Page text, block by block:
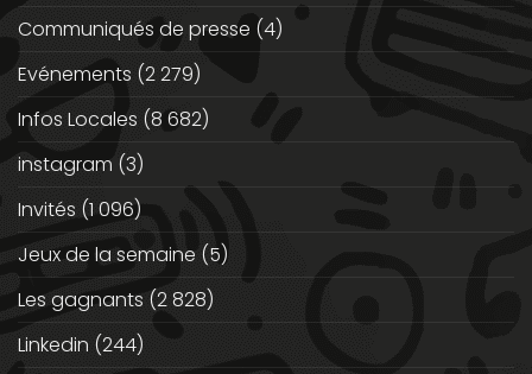
Communiqués de presse (4)
Evénements (2 279)
Infos Locales (8 682)
instagram (3)
Invités (1 096)
Jeux de la semaine (5)
Les gagnants (2 828)
Linkedin (244)